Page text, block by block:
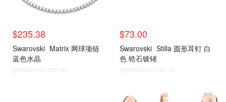
$235.38
Swarovski Matrix 网球项链
蓝色水晶
@dealmoon.com.au
$73.00
Swarovski Stilla 圆形耳钉 白
色 锆石镀铑
@dealmoon.com.au